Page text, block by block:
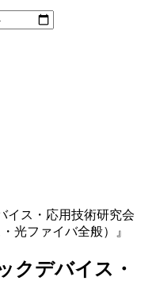
イス・応用技術研究会
光ファイバ全般）』
クデバイス・